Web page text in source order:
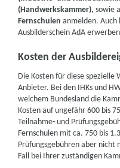
(Handwerkskammer), sowie
Fernschulen anmelden. Auch
Ausbilderschein AdA
Kosten der
Die Kosten für diese
Anbieter. Bei den IHKs und
welchem Bundesland die
Kosten auf ungefähr 600 bis
Teilnahme- und
Fernschulen mit ca. 750 bis
Prüfungsgebühren aber nicht
Fall bei Ihrer zuständigen